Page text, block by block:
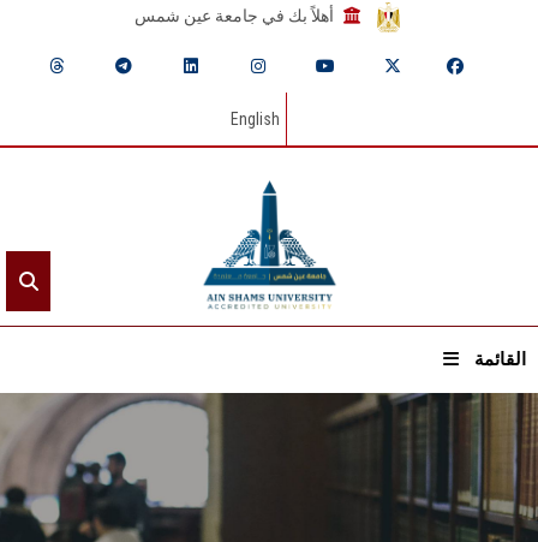
أهلاً بك في جامعة عين شمس
English
القائمة
الرئيسيـة
عن الجامعة